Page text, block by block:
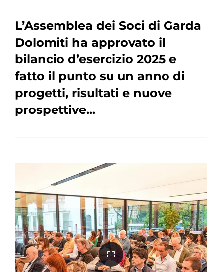
L’Assemblea dei Soci di Garda
Dolomiti ha approvato il
bilancio d’esercizio 2025 e
fatto il punto su un anno di
progetti, risultati e nuove
prospettive...